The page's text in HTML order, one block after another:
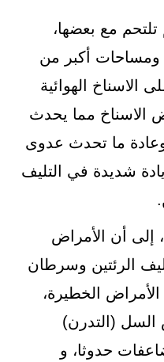
تلتحم مع بعضها،
ومساحات أكبر من
الاسناخ الهوائية
الاسناخ مما يحدث
ما تحدث عدوى
شديدة في التليف
إلى أن الأمراض
الرئتين وسرطان
الخطيرة،
(التدرن)
حدوثا، و